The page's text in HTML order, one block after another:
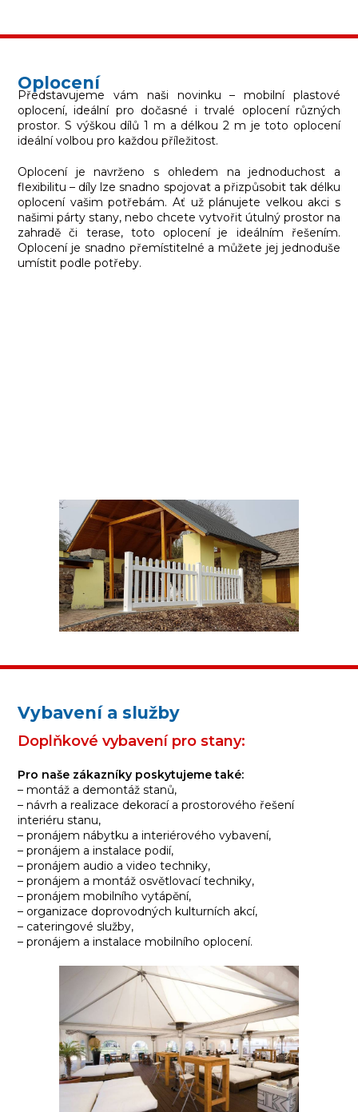
Oplocení
Představujeme vám naši novinku – mobilní plastové
oplocení, ideální pro dočasné i trvalé oplocení různých
prostor. S výškou dílů 1 m a délkou 2 m je toto oplocení
ideální volbou pro každou příležitost.
Oplocení je navrženo s ohledem na jednoduchost a
flexibilitu – díly lze snadno spojovat a přizpůsobit tak délku
oplocení vašim potřebám. Ať už plánujete velkou akci s
našimi párty stany, nebo chcete vytvořit útulný prostor na
zahradě či terase, toto oplocení je ideálním řešením.
Oplocení je snadno přemístitelné a můžete jej jednoduše
umístit podle potřeby.
Vybavení a služby
Doplňkové vybavení pro stany:
Pro naše zákazníky poskytujeme také:
– montáž a demontáž stanů,
– návrh a realizace dekorací a prostorového řešení
interiéru stanu,
– pronájem nábytku a interiérového vybavení,
– pronájem a instalace podií,
– pronájem audio a video techniky,
– pronájem a montáž osvětlovací techniky,
– pronájem mobilního vytápění,
– organizace doprovodných kulturních akcí,
– cateringové služby,
– pronájem a instalace mobilního oplocení.